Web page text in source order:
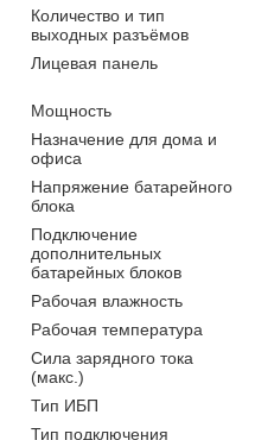
Количество и тип
выходных разъёмов
Лицевая панель
Мощность
Назначение для дома и
офиса
Напряжение батарейного
блока
Подключение
дополнительных
батарейных блоков
Рабочая влажность
Рабочая температура
Сила зарядного тока
(макс.)
Тип ИБП
Тип подключения